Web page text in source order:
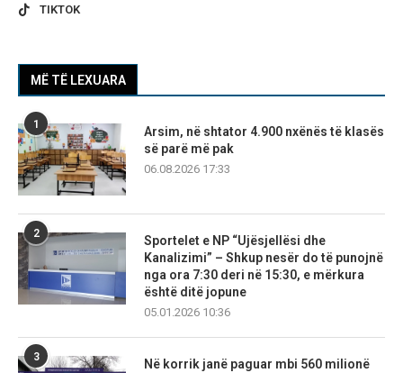
TIKTOK
MË TË LEXUARA
1
Arsim, në shtator 4.900 nxënës të klasës
së parë më pak
06.08.2026 17:33
2
Sportelet e NP “Ujësjellësi dhe
Kanalizimi” – Shkup nesër do të punojnë
nga ora 7:30 deri në 15:30, e mërkura
është ditë jopune
05.01.2026 10:36
3
Në korrik janë paguar mbi 560 milionë